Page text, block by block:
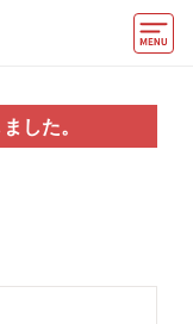
した。